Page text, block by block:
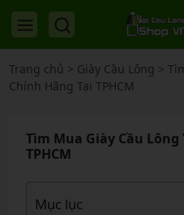
Trang chủ > Giày Cầu Lông >
Chính Hãng Tại TPHCM
Tìm Mua Giày Cầu
TPHCM
Mục lục